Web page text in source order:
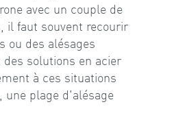
avec un couple de
il faut souvent recourir
ou des alésages
solutions en acier
à ces situations
une plage d'alésage